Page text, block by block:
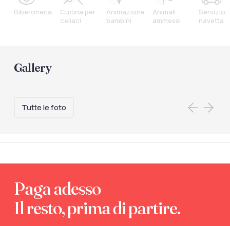
Biberoneria
Cucina per
celiaci
Animazione
bambini
Animali
ammessi
Servizio
navetta
Gallery
Tutte le foto
Paga adesso
Il resto, prima di partire.